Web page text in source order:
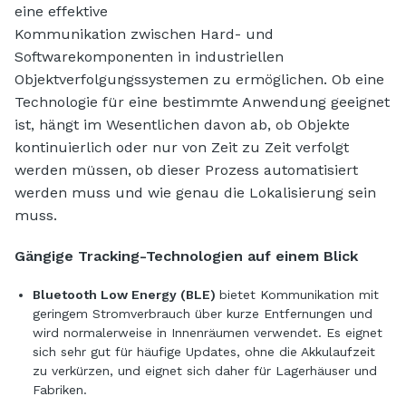
eine effektive
Kommunikation zwischen Hard- und
Softwarekomponenten in industriellen
Objektverfolgungssystemen zu ermöglichen. Ob eine
Technologie für eine bestimmte Anwendung geeignet
ist, hängt im Wesentlichen davon ab, ob Objekte
kontinuierlich oder nur von Zeit zu Zeit verfolgt
werden müssen, ob dieser Prozess automatisiert
werden muss und wie genau die Lokalisierung sein
muss.
Gängige Tracking-Technologien auf einem Blick
Bluetooth Low Energy (BLE) bietet Kommunikation mit
geringem Stromverbrauch über kurze Entfernungen und
wird normalerweise in Innenräumen verwendet. Es eignet
sich sehr gut für häufige Updates, ohne die Akkulaufzeit
zu verkürzen, und eignet sich daher für Lagerhäuser und
Fabriken.